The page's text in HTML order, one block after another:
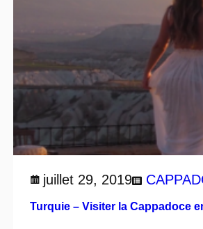
juillet 29, 2019
Turquie – Visiter la Cappadoce